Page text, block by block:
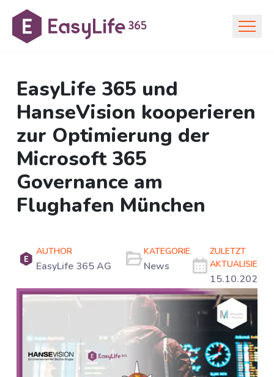
EasyLife 365 und
HanseVision kooperieren
zur Optimierung der
Microsoft 365
Governance am
Flughafen München
AUTHOR
EasyLife 365 AG
KATEGORIE
News
ZULETZT
AKTUALISIERT
15.10.2024